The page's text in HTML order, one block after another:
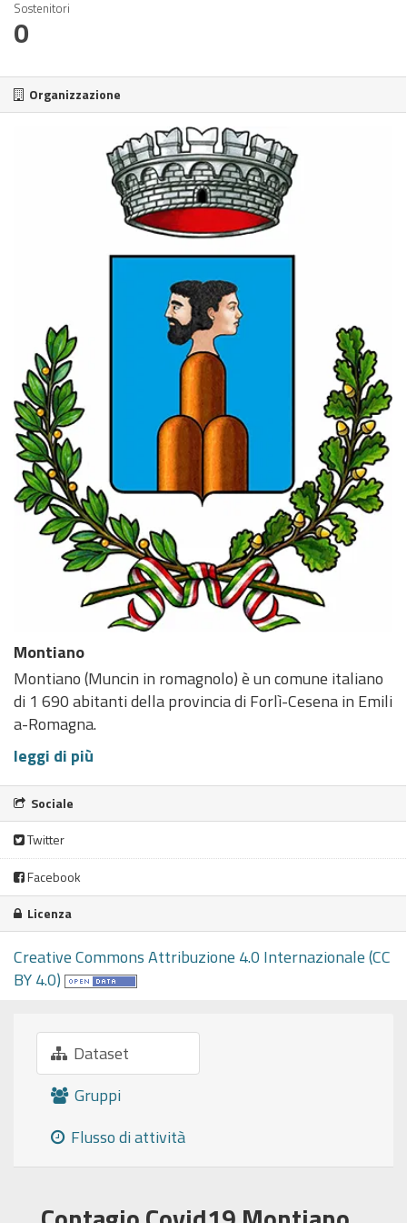
Sostenitori
0
Organizzazione
Montiano
Montiano (Muncin in romagnolo) è un comune italiano
di 1 690 abitanti della provincia di Forlì-Cesena in Emili
a-Romagna.
leggi di più
Sociale
Twitter
Facebook
Licenza
Creative Commons Attribuzione 4.0 Internazionale (CC
BY 4.0)
Dataset
Gruppi
Flusso di attività